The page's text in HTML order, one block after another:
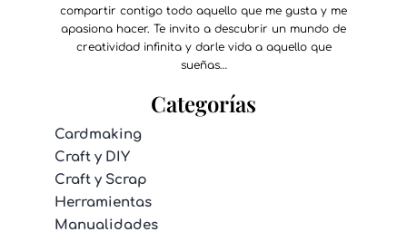
compartir contigo todo aquello que me gusta y me
apasiona hacer. Te invito a descubrir un mundo de
creatividad infinita y darle vida a aquello que
sueñas…
Categorías
Cardmaking
Craft y DIY
Craft y Scrap
Herramientas
Manualidades